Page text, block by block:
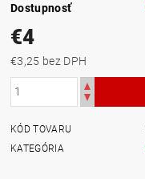
Dostupnosť
€4
€3,25 bez DPH
KÓD TOVARU
KATEGÓRIA